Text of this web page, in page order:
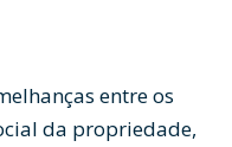
entre os
da propriedade,